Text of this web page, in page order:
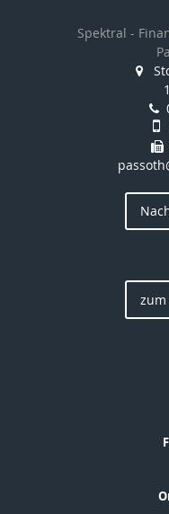
Spektral -